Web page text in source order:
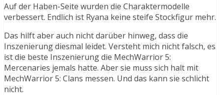
Auf der Haben-Seite wurden die Charaktermodelle
verbessert. Endlich ist Ryana keine steife Stockfigur mehr.
Das hilft aber auch nicht darüber hinweg, dass die
Inszenierung diesmal leidet. Versteht mich nicht falsch, es
ist die beste Inszenierung die MechWarrior 5:
Mercenaries jemals hatte. Aber sie muss sich halt mit
MechWarrior 5: Clans messen. Und das kann sie schlicht
nicht.